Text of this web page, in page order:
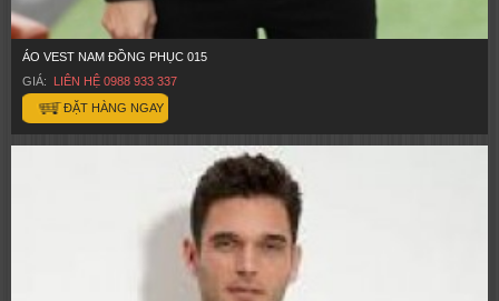
ÁO VEST NAM ĐỒNG PHỤC 015
GIÁ: LIÊN HỆ 0988 933 337
ĐẶT HÀNG NGAY